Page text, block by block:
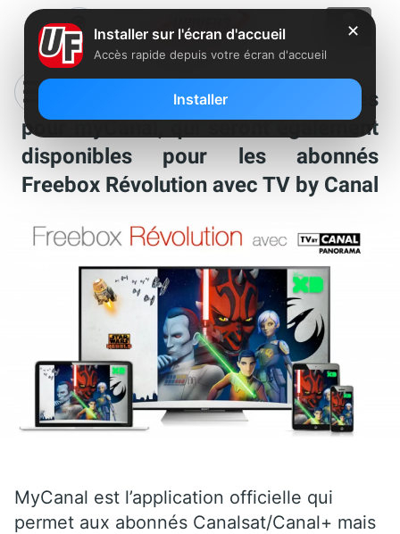
Canal annonce plusieurs nouveautés
pour myCanal, qui seront également
disponibles pour les abonnés
Freebox Révolution avec TV by Canal
MyCanal est l’application officielle qui
permet aux abonnés Canalsat/Canal+ mais
✕
Installer sur l'écran d'accueil
Accès rapide depuis votre écran d'accueil
Installer